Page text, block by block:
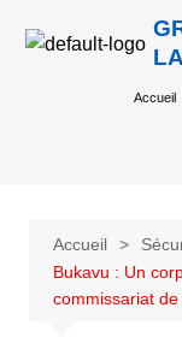
Accueil
Accueil
Bukavu : Un
commissariat de